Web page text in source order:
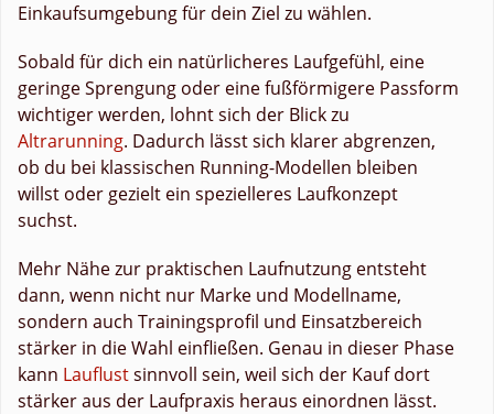
Einkaufsumgebung für dein Ziel zu wählen.
Sobald für dich ein natürlicheres Laufgefühl, eine
geringe Sprengung oder eine fußförmigere Passform
wichtiger werden, lohnt sich der Blick zu
Altrarunning. Dadurch lässt sich klarer abgrenzen,
ob du bei klassischen Running-Modellen bleiben
willst oder gezielt ein spezielleres Laufkonzept
suchst.
Mehr Nähe zur praktischen Laufnutzung entsteht
dann, wenn nicht nur Marke und Modellname,
sondern auch Trainingsprofil und Einsatzbereich
stärker in die Wahl einfließen. Genau in dieser Phase
kann Lauflustsinnvoll sein, weil sich der Kauf dort
stärker aus der Laufpraxis heraus einordnen lässt.